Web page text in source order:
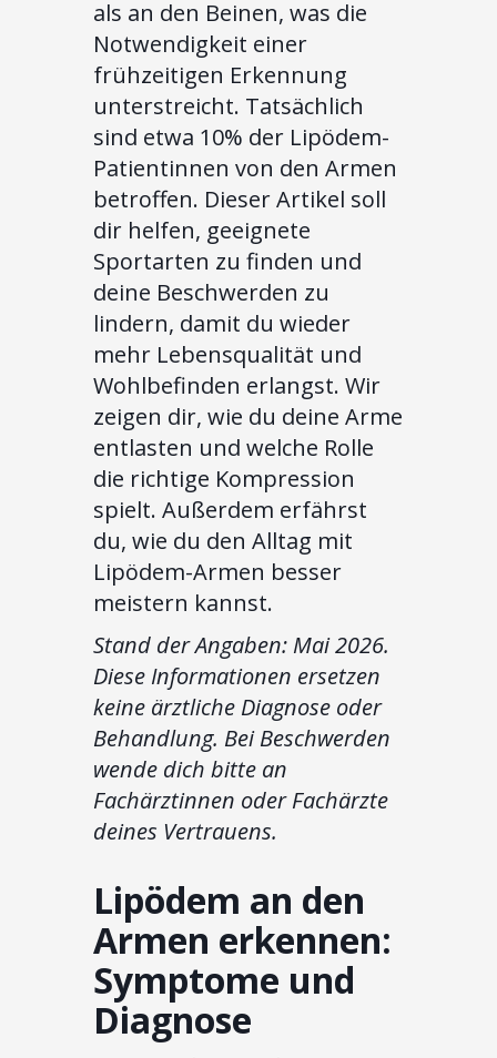
als an den Beinen, was die
Notwendigkeit einer
frühzeitigen Erkennung
unterstreicht. Tatsächlich
sind etwa 10% der Lipödem-
Patientinnen von den Armen
betroffen. Dieser Artikel soll
dir helfen, geeignete
Sportarten zu finden und
deine Beschwerden zu
lindern, damit du wieder
mehr Lebensqualität und
Wohlbefinden erlangst. Wir
zeigen dir, wie du deine Arme
entlasten und welche Rolle
die richtige Kompression
spielt. Außerdem erfährst
du, wie du den Alltag mit
Lipödem-Armen besser
meistern kannst.
Stand der Angaben: Mai 2026.
Diese Informationen ersetzen
keine ärztliche Diagnose oder
Behandlung. Bei Beschwerden
wende dich bitte an
Fachärztinnen oder Fachärzte
deines Vertrauens.
Lipödem an den
Armen erkennen:
Symptome und
Diagnose